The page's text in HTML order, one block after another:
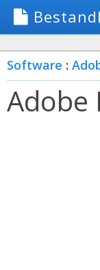
Bestand
Software :